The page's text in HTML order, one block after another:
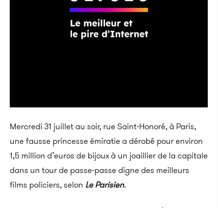
Mercredi 31 juillet au soir, rue Saint-Honoré, à Paris,
une fausse princesse émiratie a dérobé pour environ
1,5 million d’euros de bijoux à un joaillier de la capitale
dans un tour de passe-passe digne des meilleurs
films policiers, selon Le Parisien.